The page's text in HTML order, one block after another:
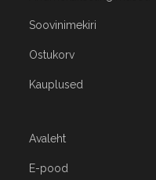
Soovinimekiri
Ostukorv
Kauplused
Avaleht
E-pood